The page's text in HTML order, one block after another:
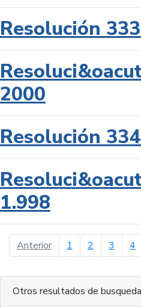
Resolución
2000
Resolución
1.998
Anteriorpágina anterior
1 2 3 4
Otros resultados de busqueda